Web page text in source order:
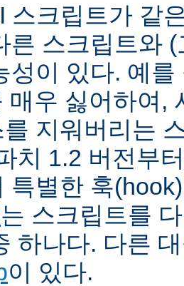
스크립트가 같
른 스크립트와
성이 있다. 예
매우 싫어하여,
지워버리는
치 1.2 버전부
특별한 훅
는 스크립트를
하나다. 다른
이 있다.